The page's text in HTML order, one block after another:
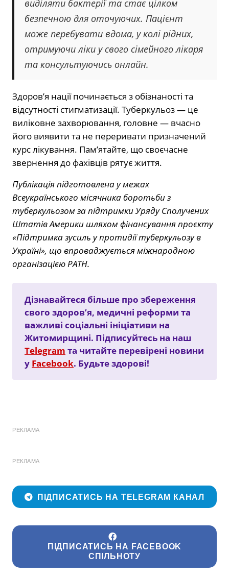
виділяти бактерії та стає цілком
безпечною для оточуючих. Пацієнт
може перебувати вдома, у колі рідних,
отримуючи ліки у свого сімейного лікаря
та консультуючись онлайн.
Здоров’я нації починається з обізнаності та
відсутності стигматизації. Туберкульоз — це
виліковне захворювання, головне — вчасно
його виявити та не переривати призначений
курс лікування. Пам’ятайте, що своєчасне
звернення до фахівців рятує життя.
Публікація підготовлена у межах
Всеукраїнського місячника боротьби з
туберкульозом за підтримки Уряду Сполучених
Штатів Америки шляхом фінансування проєкту
«Підтримка зусиль у протидії туберкульозу в
Україні», що впроваджується міжнародною
організацією РАТН.
Дізнавайтеся більше про збереження
свого здоров’я, медичні реформи та
важливі соціальні ініціативи на
Житомирщині. Підписуйтесь на наш
Telegram та читайте перевірені новини
у Facebook. Будьте здорові!
РЕКЛАМА
РЕКЛАМА
ПІДПИСАТИСЬ НА TELEGRAM КАНАЛ
ПІДПИСАТИСЬ НА FACEBOOK
СПІЛЬНОТУ